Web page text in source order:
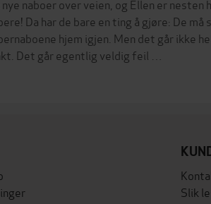
naboer over veien, og Ellen er nesten
Da har de bare en ting å gjøre: De må
hjem igjen. Men det går ikke
Det går egentlig veldig feil …
Slik